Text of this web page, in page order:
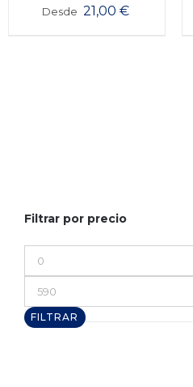
Desde 21,00 €
Filtrar por precio
Precio
mínimo
Precio
máximo
FILTRAR